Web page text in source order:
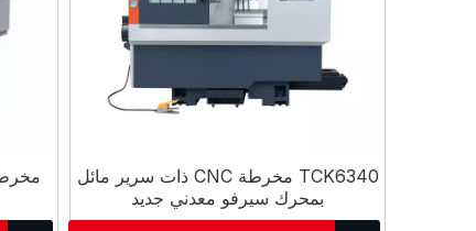
TCK6340 مخرطة CNC ذات سرير مائل
بمحرك سيرفو معدني جديد